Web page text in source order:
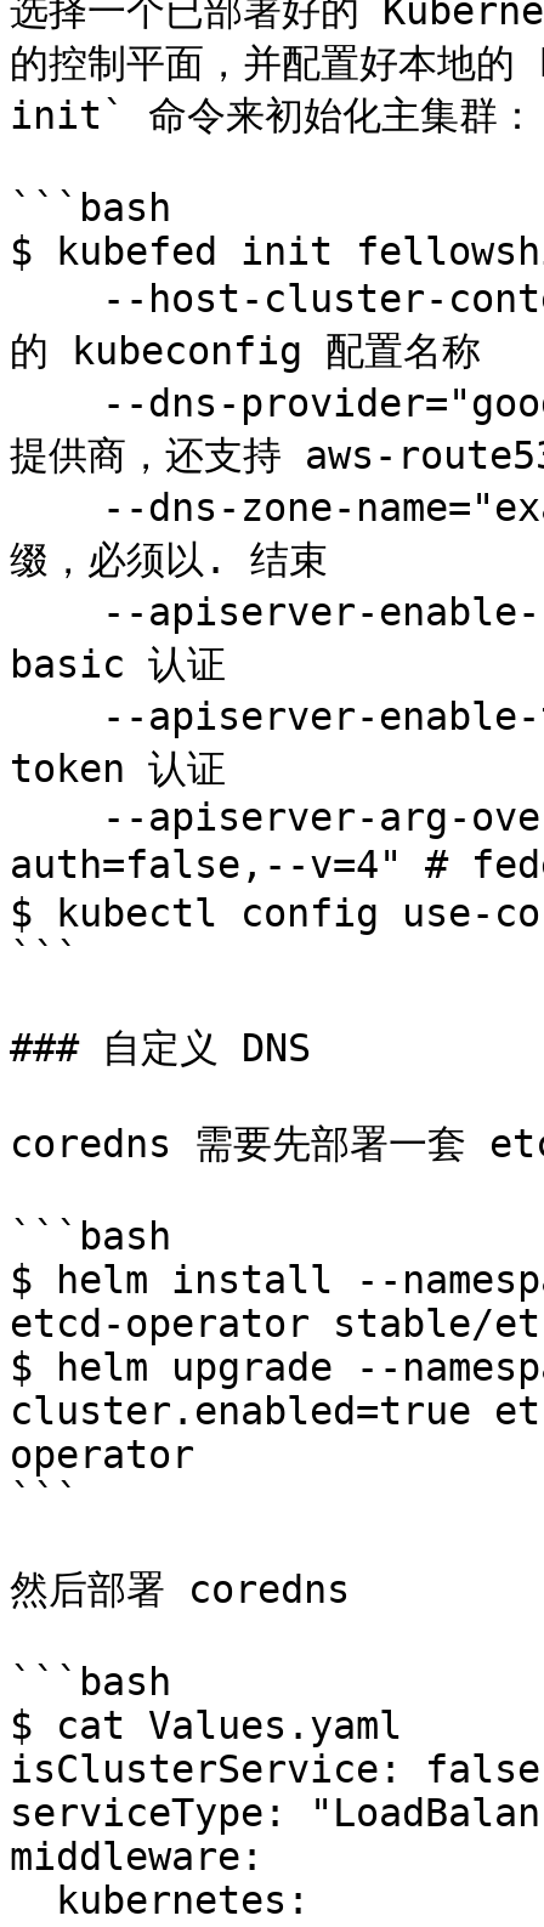
选择一个已部署好的
的控制平面，并配置好本地
init` 命令来初始化主集群：
```bash
$ kubefed init
的 kubeconfig 配置名称
提供商，还支持 aws-
缀，必须以. 结束
basic 认证
token 认证
auth=false,--v=4" #
$ kubectl config use-
```
### 自定义 DNS
coredns 需要先部署一套
```bash
$ helm install --
etcd-operator stable/
$ helm upgrade --
cluster.enabled=true
operator
```
然后部署 coredns
```bash
$ cat Values.yaml
isClusterService: false
serviceType:
middleware: